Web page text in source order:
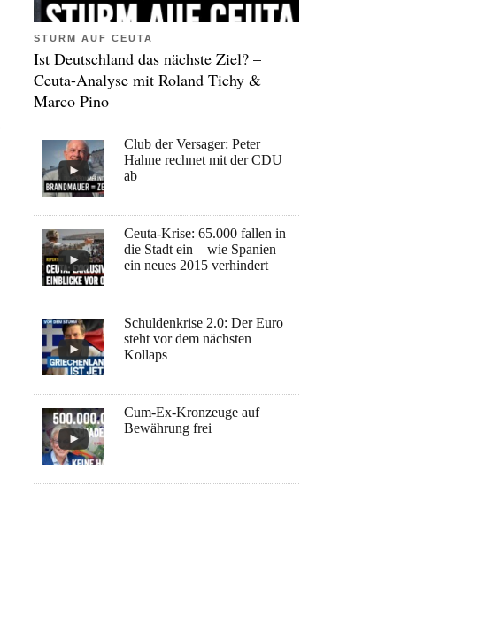
STURM AUF CEUTA
Ist Deutschland das nächste Ziel? –
Ceuta-Analyse mit Roland Tichy &
Marco Pino
Club der Versager: Peter
Hahne rechnet mit der CDU
ab
Ceuta-Krise: 65.000 fallen in
die Stadt ein – wie Spanien
ein neues 2015 verhindert
Schuldenkrise 2.0: Der Euro
steht vor dem nächsten
Kollaps
Cum-Ex-Kronzeuge auf
Bewährung frei